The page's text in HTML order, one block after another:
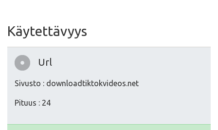
Käytettävyys
Url
Sivusto : downloadtiktokvideos.net
Pituus : 24